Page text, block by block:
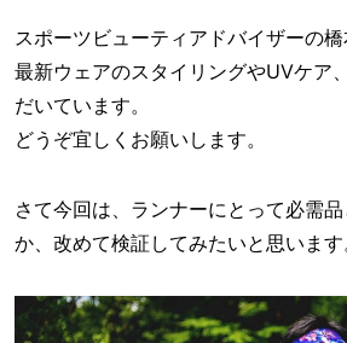
スポーツビューティアドバイザーの橋
最新ウェアのスタイリングやUVケア
だいています。
どうぞ宜しくお願いします。
さて今回は、ランナーにとって必需
か、改めて検証してみたいと思います